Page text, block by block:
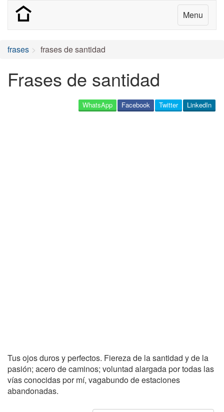
Menu
frases frases de santidad
Frases de santidad
LinkedIn
Twitter
Facebook
WhatsApp
Tus ojos duros y perfectos. Fiereza de la santidad y de la
pasión; acero de caminos; voluntad alargada por todas las
vías conocidas por mí, vagabundo de estaciones
abandonadas.